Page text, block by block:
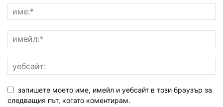
запишете моето име, имейл и уебсайт в този браузър за
следващия път, когато коментирам.